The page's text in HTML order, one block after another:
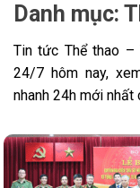
Danh mục:
Tin tức Thể thao –
24/7 hôm nay,
nhanh 24h mới nhất